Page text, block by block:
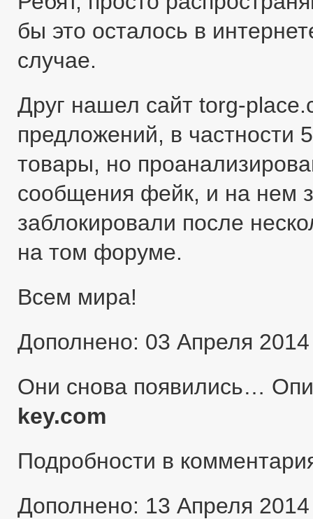
бы это осталось в
случае.
Друг нашел сайт torg-
предложений, в частности
товары, но
сообщения фейк, и на нем
заблокировали после
на том форуме.
Всем мира!
Дополнено: 03 Апреля 2014
Они снова появились…
key.com
Подробности в
Дополнено: 13 Апреля 2014